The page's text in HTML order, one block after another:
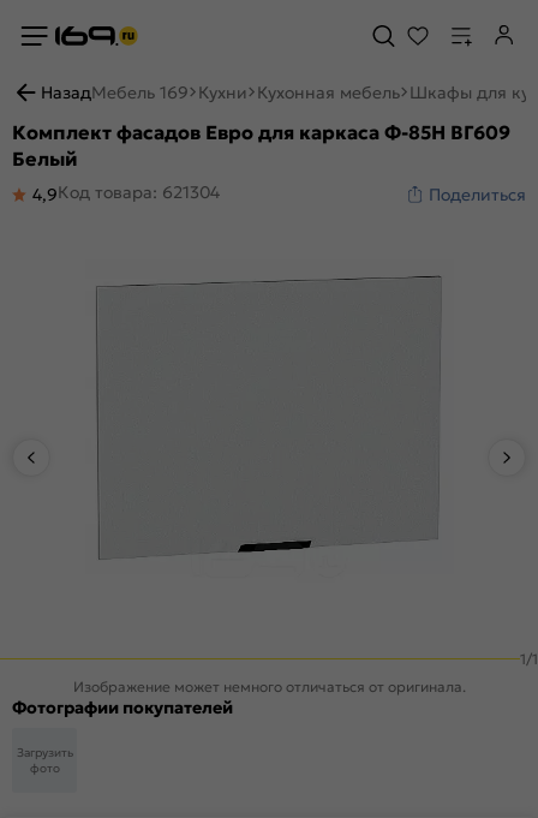
НазадМебель 169 Кухни Кухонная мебель Шкафы для
Комплект фасадов Евро для каркаса Ф-85Н ВГ609
Белый
4,9Код товара: 621304 Поделиться
1/1
Изображение может немного отличаться от оригинала.
Фотографии покупателей
Загрузить
фото